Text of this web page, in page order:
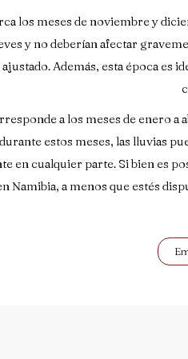
los meses de noviembre y
y no deberían afectar
Además, esta época es
a los meses de enero
estos meses, las lluvias
en cualquier parte. Si bien es
Namibia, a menos que estés